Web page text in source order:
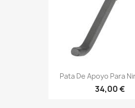
Pata De Apoyo Para
34,00 €